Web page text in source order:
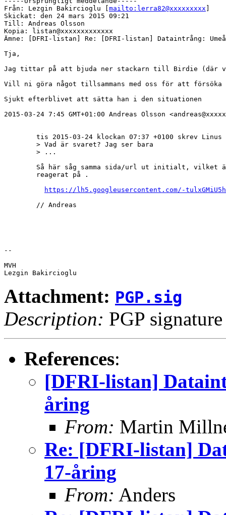
Från: Lezgin Bakircioglu [ mailto:lerra82@xxxxxxxxx
Skickat: den 24 mars 2015 09:21
Till: Andreas Olsson
Kopia: listan@xxxxxxxxxxxxx
Ämne: [DFRI-listan] Re: [DFRI-listan] Dataintrång: Umeå
Tja,
Jag tittar på att bjuda ner stackarn till Birdie (där
Vill ni göra något tillsammans med oss för att
Sjukt efterblivet att sätta han i den situationen
2015-03-24 7:45 GMT+01:00 Andreas Olsson
https://lh5.googleusercontent.com/-tulxGMiU5hs/
--
MVH
Attachment: PGP.sig
Description: PGP signature
References:
[DFRI-listan]
åring
From: Martin
Re: [DFRI-listan]
17-åring
From: Anders